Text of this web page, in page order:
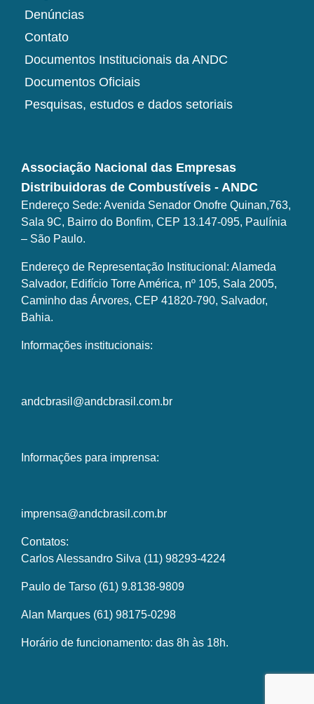
Denúncias
Contato
Documentos Institucionais da ANDC
Documentos Oficiais
Pesquisas, estudos e dados setoriais
Associação Nacional das Empresas
Distribuidoras de Combustíveis - ANDC
Endereço Sede: Avenida Senador Onofre Quinan,763,
Sala 9C, Bairro do Bonfim, CEP 13.147-095, Paulínia
– São Paulo.
Endereço de Representação Institucional: Alameda
Salvador, Edifício Torre América, nº 105, Sala 2005,
Caminho das Árvores, CEP 41820-790, Salvador,
Bahia.
Informações institucionais:
andcbrasil@andcbrasil.com.br
Informações para imprensa:
imprensa@andcbrasil.com.br
Contatos:
Carlos Alessandro Silva (11) 98293-4224
Paulo de Tarso (61) 9.8138-9809
Alan Marques (61) 98175-0298
Horário de funcionamento: das 8h às 18h.